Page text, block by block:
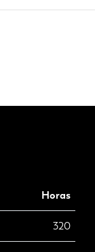
Horas
320